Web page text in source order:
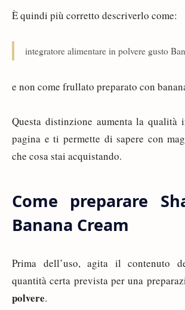
È quindi più corretto descriverlo come:
integratore alimentare in polvere gusto
e non come frullato preparato con
Questa distinzione aumenta la qualità
pagina e ti permette di sapere con
che cosa stai acquistando.
Come preparare
Banana Cream
Prima dell’uso, agita il contenuto
quantità certa prevista per una
polvere.